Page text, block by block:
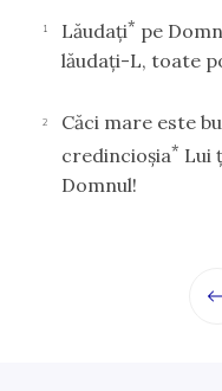
1 Lăudaţi* pe
lăudaţi-L, toate
2
Căci mare este
credincioşia* Lui
Domnul!